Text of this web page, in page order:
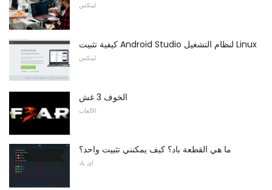
لينكس
كيفية تثبيت Android Studio لنظام التشغيل Linux
لينكس
الخوف 3 غش
الألعاب
ما هي القطعة باد؟ كيف يمكنني تثبيت واحد؟
اى باد